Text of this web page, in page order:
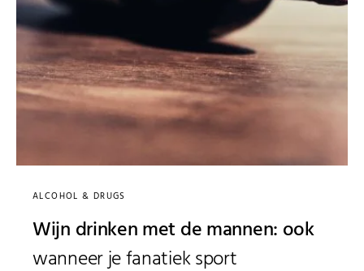
ALCOHOL & DRUGS
Wijn drinken met de mannen: ook
wanneer je fanatiek sport